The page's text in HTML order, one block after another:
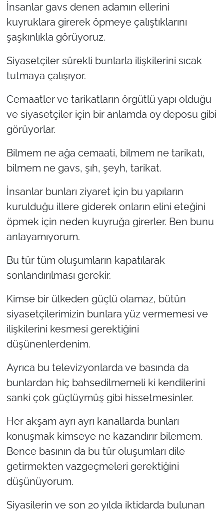
İnsanlar gavs denen adamın ellerini
kuyruklara girerek öpmeye çalıştıklarını
şaşkınlıkla görüyoruz.
Siyasetçiler sürekli bunlarla ilişkilerini sıcak
tutmaya çalışıyor.
Cemaatler ve tarikatların örgütlü yapı olduğu
ve siyasetçiler için bir anlamda oy deposu gibi
görüyorlar.
Bilmem ne ağa cemaati, bilmem ne tarikatı,
bilmem ne gavs, şıh, şeyh, tarikat.
İnsanlar bunları ziyaret için bu yapıların
kurulduğu illere giderek onların elini eteğini
öpmek için neden kuyruğa girerler. Ben bunu
anlayamıyorum.
Bu tür tüm oluşumların kapatılarak
sonlandırılması gerekir.
Kimse bir ülkeden güçlü olamaz, bütün
siyasetçilerimizin bunlara yüz vermemesi ve
ilişkilerini kesmesi gerektiğini
düşünenlerdenim.
Ayrıca bu televizyonlarda ve basında da
bunlardan hiç bahsedilmemeli ki kendilerini
sanki çok güçlüymüş gibi hissetmesinler.
Her akşam ayrı ayrı kanallarda bunları
konuşmak kimseye ne kazandırır bilemem.
Bence basının da bu tür oluşumları dile
getirmekten vazgeçmeleri gerektiğini
düşünüyorum.
Siyasilerin ve son 20 yılda iktidarda bulunan
Dış Haberler
Magazin
İş Dünyası
Bilim Teknoloji
English News
Finans
Genel-A
Gündem-Eğitim